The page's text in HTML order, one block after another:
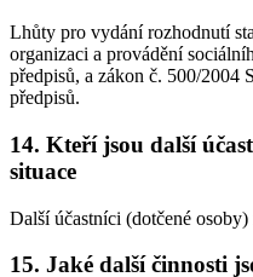
Lhůty pro vydání rozhodnutí
organizaci a provádění
předpisů, a zákon č. 500/2004
předpisů.
14. Kteří jsou další
situace
Další účastníci (dotčené osoby)
15. Jaké další činnosti